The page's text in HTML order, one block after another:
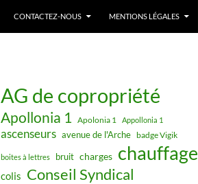
CONTACTEZ-NOUS MENTIONS LÉGALES
AG de copropriété
Apollonia 1 Apolonia 1 Appollonia 1
ascenseurs avenue de l'Arche badge Vigik
boites à lettres bruit charges chauffage
colis Conseil Syndical